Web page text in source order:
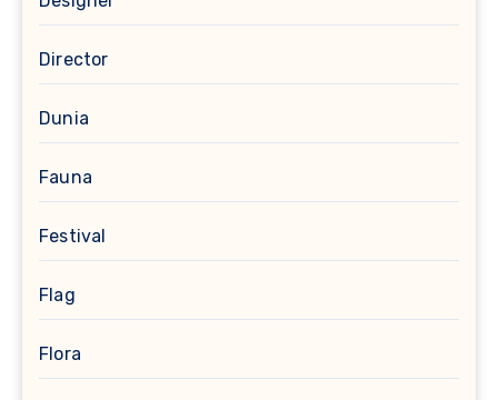
Director
Dunia
Fauna
Festival
Flag
Flora